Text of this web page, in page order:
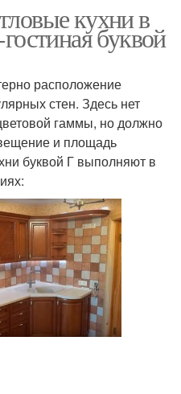
кухни в
буквой
расположение
стен. Здесь нет
гаммы, но должно
и площадь
буквой Г выполняют в